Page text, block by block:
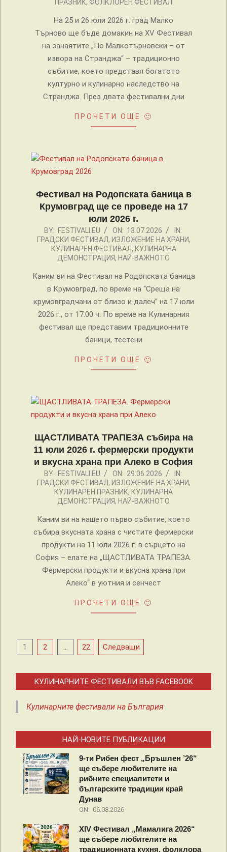
ПРАЗНИК, ФОЛКЛОРЕН ФЕСТИВАЛ
На 25 и 26 юли 2026 г. град Малко
Търново ще бъде домакин на XV Фестивал
на занаятите „По Малкотърновски – от
извора на Странджа“ – традиционно
събитие, което представя богатото
културно и кулинарно наследство на
Странджа. През двата фестивални дни
ПРОЧЕТИ ОЩЕ 🙂
Фестивал на Родопската баница в
Крумовград ще се проведе на 17
юли 2026 г.
2026-
07-
BY: FESTIVALI.EU ON: 13.07.2026
IN:
ГРАДСКИ ФЕСТИВАЛ, ИЗЛОЖЕНИЕ НА ХРАНИ,
КУЛИНАРЕН ФЕСТИВАЛ, КУЛИНАРНА
ДЕМОНСТРАЦИЯ, НАЙ-ВАЖНОТО
Каним ви на Фестивал на Родопската баница
в Крумовград, по време на “Среща на
крумовградчани от близо и далеч” на 17 юли
2026 г., от 17.00 ч. По време на Кулинарния
фестивал ще представим традиционните
баници, тестени
ПРОЧЕТИ ОЩЕ 🙂
ЩАСТЛИВАТА ТРАПЕЗА събира на
11 юли 2026 г. фермерски продукти
и вкусна храна при Алеко в София
2026-
06-
BY: FESTIVALI.EU ON: 29.06.2026
IN:
ГРАДСКИ ФЕСТИВАЛ, ИЗЛОЖЕНИЕ НА ХРАНИ,
КУЛИНАРЕН ПРАЗНИК, КУЛИНАРНА
ДЕМОНСТРАЦИЯ, НАЙ-ВАЖНОТО
Каним ви на нашето първо събитие, което
събира вкусната храна с чистите фермерски
продукти на 11 юли 2026 г. в сърцето на
София – елате на „ЩАСТЛИВАТА ТРАПЕЗА.
Фермерски продукти и вкусна храна при
Алеко“ в уютния и сенчест
ПРОЧЕТИ ОЩЕ 🙂
Разделяне
публикациите
страници
1 2 22 Следващи
КУЛИНАРНИТЕ ФЕСТИВАЛИ ВЪВ FACEBOOK
Кулинарните фестивали на България
НАЙ-НОВИТЕ ПУБЛИКАЦИИ
9-ти Рибен фест „Бръшлен ’26“
ще събере любителите на
рибните специалитети и
българските традиции край
Дунав
ON: 06.08.2026
XIV Фестивал „Мамалига 2026“
ще събере любителите на
традиционната кухня, фолклора